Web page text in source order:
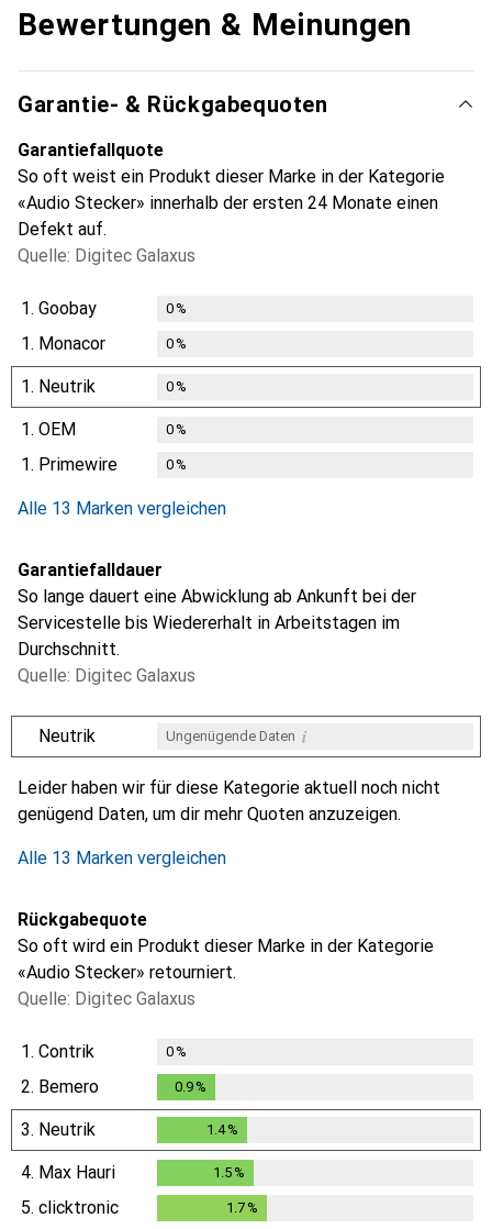
Bewertungen & Meinungen
Garantie- & Rückgabequoten
Garantiefallquote
So oft weist ein Produkt dieser Marke in der Kategorie
«Audio Stecker» innerhalb der ersten 24 Monate einen
Defekt auf.
Quelle: Digitec Galaxus
1. Goobay 0%
1. Monacor 0%
1. Neutrik 0%
1. OEM 0%
1. Primewire 0%
Alle 13 Marken vergleichen
Garantiefalldauer
So lange dauert eine Abwicklung ab Ankunft bei der
Servicestelle bis Wiedererhalt in Arbeitstagen im
Durchschnitt.
Quelle: Digitec Galaxus
Neutrik Ungenügende Daten i
Leider haben wir für diese Kategorie aktuell noch nicht
genügend Daten, um dir mehr Quoten anzuzeigen.
Alle 13 Marken vergleichen
Rückgabequote
So oft wird ein Produkt dieser Marke in der Kategorie
«Audio Stecker» retourniert.
Quelle: Digitec Galaxus
1. Contrik 0%
2. Bemero 0.9%
3. Neutrik 1.4%
4. Max Hauri 1.5 %
5. clicktronic 1.7 %